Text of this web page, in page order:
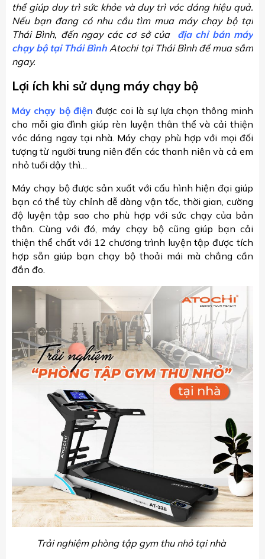
thể giúp duy trì sức khỏe và duy trì vóc dáng hiệu quả.
Nếu bạn đang có nhu cầu tìm mua máy chạy bộ tại
Thái Bình, đến ngay các cơ sở của địa chỉ bán máy
chạy bộ tại Thái Bình Atochi tại Thái Bình để mua sắm
ngay.
Lợi ích khi sử dụng máy chạy bộ
Máy chạy bộ điện được coi là sự lựa chọn thông minh
cho mỗi gia đình giúp rèn luyện thân thể và cải thiện
vóc dáng ngay tại nhà. Máy chạy phù hợp với mọi đối
tượng từ người trung niên đến các thanh niên và cả em
nhỏ tuổi dậy thì…
Máy chạy bộ được sản xuất với cấu hình hiện đại giúp
bạn có thể tùy chỉnh dễ dàng vận tốc, thời gian, cường
độ luyện tập sao cho phù hợp với sức chạy của bản
thân. Cùng với đó, máy chạy bộ cũng giúp bạn cải
thiện thể chất với 12 chương trình luyện tập được tích
hợp sẵn giúp bạn chạy bộ thoải mái mà chẳng cần
đắn đo.
Trải nghiệm phòng tập gym thu nhỏ tại nhà